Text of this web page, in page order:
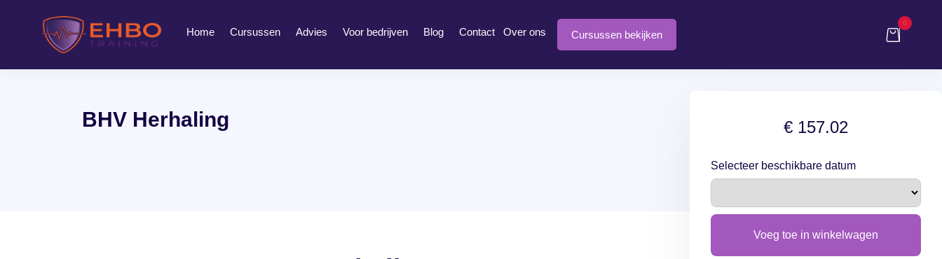
Home Cursussen Advies Voor bedrijven Blog Contact Over ons Cursussen bekijken
0
BHV Herhaling € 157.02
Selecteer beschikbare datum
Voeg toe in winkelwagen